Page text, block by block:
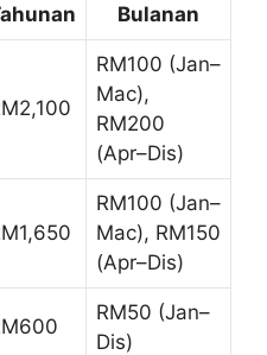
Bulanan
RM100 (Jan–
Mac),
RM200
(Apr–Dis)
RM100 (Jan–
Mac), RM150
(Apr–Dis)
RM50 (Jan–
Dis)